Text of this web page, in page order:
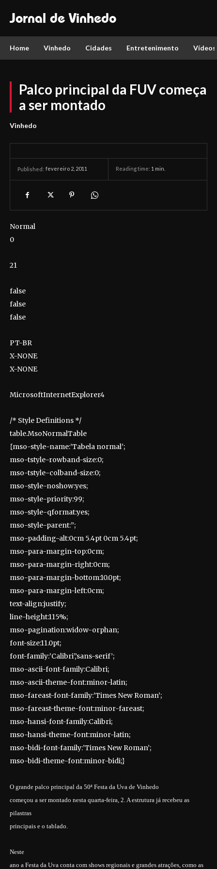
Jornal de Vinhedo
Home Vinhedo Cidades Entretenimento Vídeos
Palco principal da FUV começa
a ser montado
Vinhedo
Published: fevereiro 2, 2011 Reading time: 1 min.
Normal
0
21
false
false
false
PT-BR
X-NONE
X-NONE
MicrosoftInternetExplorer4
/* Style Definitions */
table.MsoNormalTable
{mso-style-name:’Tabela normal’;
mso-tstyle-rowband-size:0;
mso-tstyle-colband-size:0;
mso-style-noshow:yes;
mso-style-priority:99;
mso-style-qformat:yes;
mso-style-parent:”;
mso-padding-alt:0cm 5.4pt 0cm 5.4pt;
mso-para-margin-top:0cm;
mso-para-margin-right:0cm;
mso-para-margin-bottom:10.0pt;
mso-para-margin-left:0cm;
text-align:justify;
line-height:115%;
mso-pagination:widow-orphan;
font-size:11.0pt;
font-family:’Calibri’,’sans-serif’;
mso-ascii-font-family:Calibri;
mso-ascii-theme-font:minor-latin;
mso-fareast-font-family:’Times New Roman’;
mso-fareast-theme-font:minor-fareast;
mso-hansi-font-family:Calibri;
mso-hansi-theme-font:minor-latin;
mso-bidi-font-family:’Times New Roman’;
mso-bidi-theme-font:minor-bidi;}
O grande palco principal da 50ª Festa da Uva de Vinhedo
começou a ser montado nesta quarta-feira, 2. A estrutura já recebeu as
pilastras
principais e o tablado.
Neste
ano a Festa da Uva conta com shows regionais e grandes atrações, como as